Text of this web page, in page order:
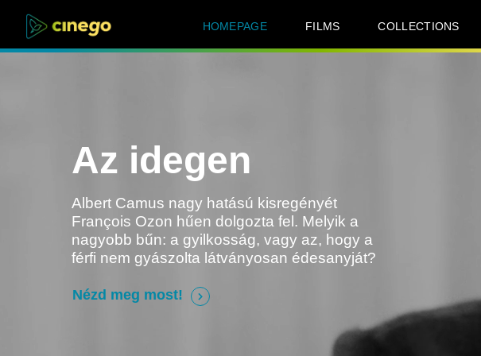
HOMEPAGE FILMS COLLECTIONS
Az idegen
Albert Camus nagy hatású kisregényét
François Ozon hűen dolgozta fel. Melyik a
nagyobb bűn: a gyilkosság, vagy az, hogy a
férfi nem gyászolta látványosan édesanyját?
Nézd meg most!